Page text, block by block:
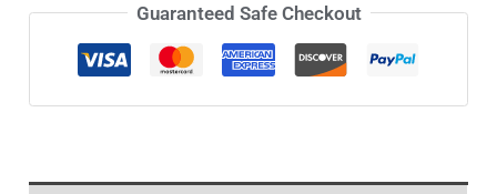
Guaranteed Safe Checkout